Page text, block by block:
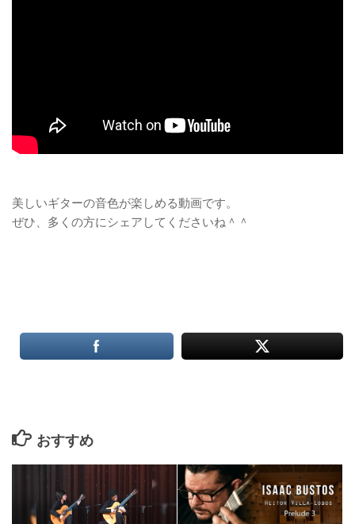
美しいギターの音色が楽しめる動画です。
ぜひ、多くの方にシェアしてくださいね＾＾
おすすめ